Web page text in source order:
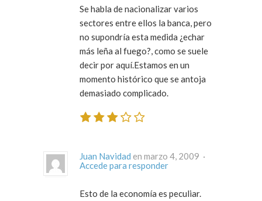
Se habla de nacionalizar varios
sectores entre ellos la banca, pero
no supondría esta medida ¿echar
más leña al fuego?, como se suele
decir por aquí.Estamos en un
momento histórico que se antoja
demasiado complicado.
Juan Navidad
en marzo 4, 2009 ·
Accede para responder
Esto de la economía es peculiar.